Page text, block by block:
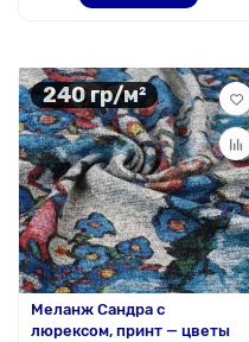
240 гр/м²
Меланж Сандра с
люрексом, принт — цветы